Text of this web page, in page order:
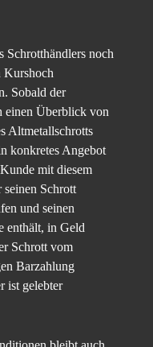
Schrotthändlers noch
Kurshoch
Sobald der
einen Überblick von
Altmetallschrotts
konkretes Angebot
mit diesem
seinen Schrott
und seinen
enthält, in Geld
Schrott vom
Barzahlung
ist gelebter